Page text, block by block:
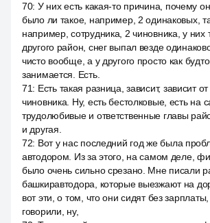
70: У них есть какая-то причина, почему
было ли такое, например, 2 одинаковых,
например, сотрудника, 2 чиновника, у них
другого район, снег выпал везде
чисто вообще, а у другого просто как
занимается. Есть.
71: Есть такая разница, зависит, зависит
чиновника. Ну, есть бестолковые, есть на
трудолюбивые и ответственные главы
и другая.
72: Вот у нас последний год же была
автодором. Из за этого, на самом деле,
было очень сильно срезано. Мне писали
башкиравтодора, которые выезжают на
вот эти, о том, что они сидят без
говорили, ну,